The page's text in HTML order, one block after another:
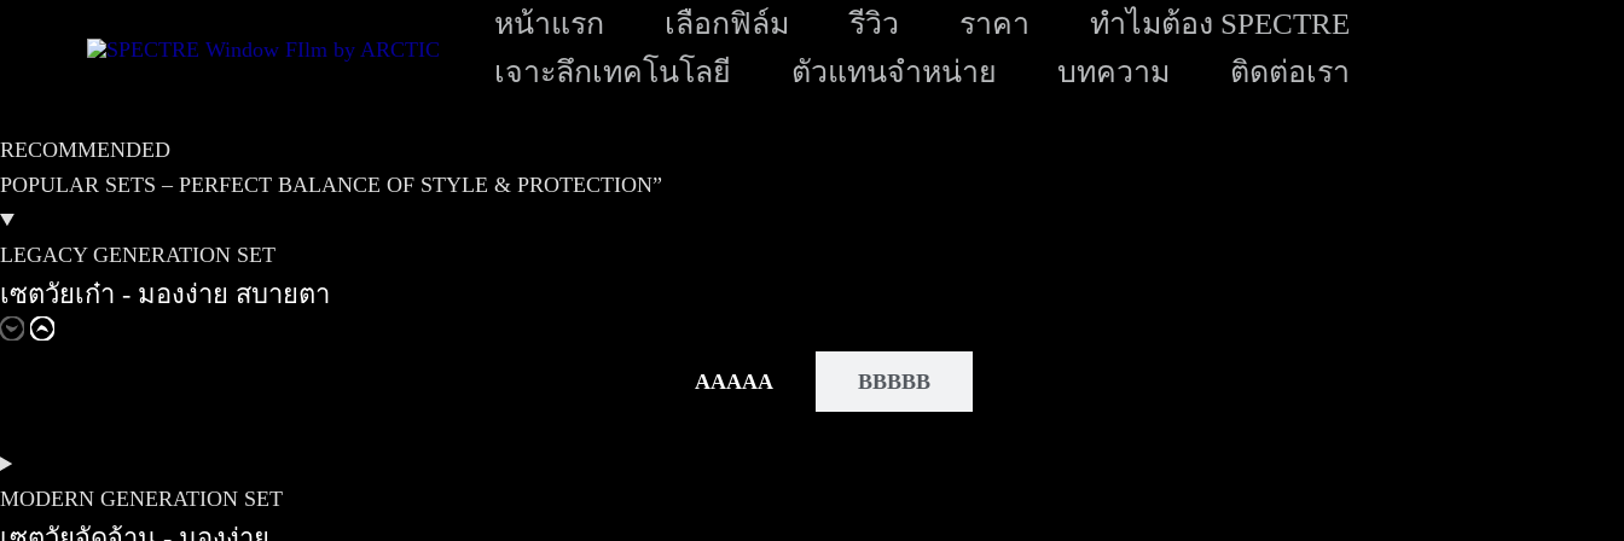
Skip
content
หน้าแรก เลือกฟิล์ม รีวิว ราคา
ทำไมต้อง SPECTRE
เจาะลึกเทคโนโลยี
ตัวแทนจำหน่าย บทความ ติดต่อเรา
RECOMMENDED
POPULAR SETS – PERFECT BALANCE OF STYLE & PROTECTION”
LEGACY GENERATION SET
เซตวัยเก๋า - มองง่าย สบายตา
AAAAA BBBBB
MODERN GENERATION SET